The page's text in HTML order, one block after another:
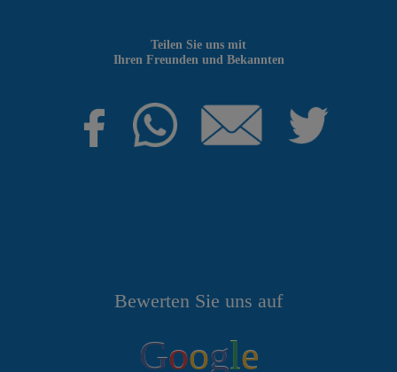
Bewerten Sie uns auf
Google
Teilen Sie uns mit
Ihren Freunden und Bekannten